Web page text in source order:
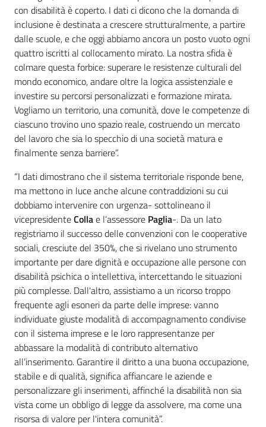
con disabilità è coperto. I dati ci dicono che la domanda di
inclusione è destinata a crescere strutturalmente, a partire
dalle scuole, e che oggi abbiamo ancora un posto vuoto ogni
quattro iscritti al collocamento mirato. La nostra sfida è
colmare questa forbice: superare le resistenze culturali del
mondo economico, andare oltre la logica assistenziale e
investire su percorsi personalizzati e formazione mirata.
Vogliamo un territorio, una comunità, dove le competenze di
ciascuno trovino uno spazio reale, costruendo un mercato
del lavoro che sia lo specchio di una società matura e
finalmente senza barriere”.
“I dati dimostrano che il sistema territoriale risponde bene,
ma mettono in luce anche alcune contraddizioni su cui
dobbiamo intervenire con urgenza- sottolineano il
vicepresidenteCollae l’assessore Paglia-. Da un lato
registriamo il successo delle convenzioni con le cooperative
sociali, cresciute del 350%, che si rivelano uno strumento
importante per dare dignità e occupazione alle persone con
disabilità psichica o intellettiva, intercettando le situazioni
più complesse. Dall'altro, assistiamo a un ricorso troppo
frequente agli esoneri da parte delle imprese: vanno
individuate giuste modalità di accompagnamento condivise
con il sistema imprese e le loro rappresentanze per
abbassare la modalità di contributo alternativo
all’inserimento. Garantire il diritto a una buona occupazione,
stabile e di qualità, significa affiancare le aziende e
personalizzare gli inserimenti, affinché la disabilità non sia
vista come un obbligo di legge da assolvere, ma come una
risorsa di valore per l'intera comunità”.